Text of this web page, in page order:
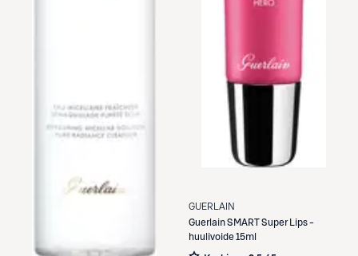
GUERLAIN
GuerlainSMART Super Lips -
huulivoide 15ml